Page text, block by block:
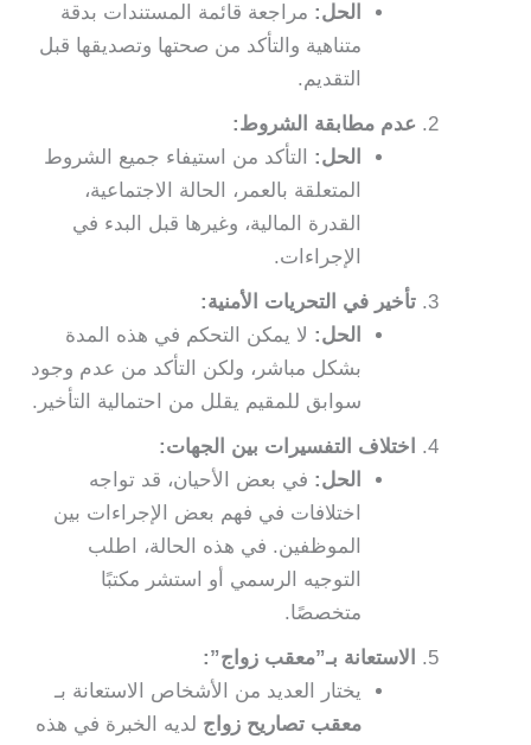
الحل: مراجعة قائمة المستندات بدقة
متناهية والتأكد من صحتها وتصديقها قبل
التقديم.
عدم مطابقة الشروط:
الحل: التأكد من استيفاء جميع الشروط
المتعلقة بالعمر، الحالة الاجتماعية،
القدرة المالية، وغيرها قبل البدء في
الإجراءات.
تأخير في التحريات الأمنية:
الحل: لا يمكن التحكم في هذه المدة
بشكل مباشر، ولكن التأكد من عدم وجود
سوابق للمقيم يقلل من احتمالية التأخير.
اختلاف التفسيرات بين الجهات:
الحل: في بعض الأحيان، قد تواجه
اختلافات في فهم بعض الإجراءات بين
الموظفين. في هذه الحالة، اطلب
التوجيه الرسمي أو استشر مكتبًا
متخصصًا.
الاستعانة بـ”معقب زواج”:
يختار العديد من الأشخاص الاستعانة بـ
معقب تصاريح زواج لديه الخبرة في هذه